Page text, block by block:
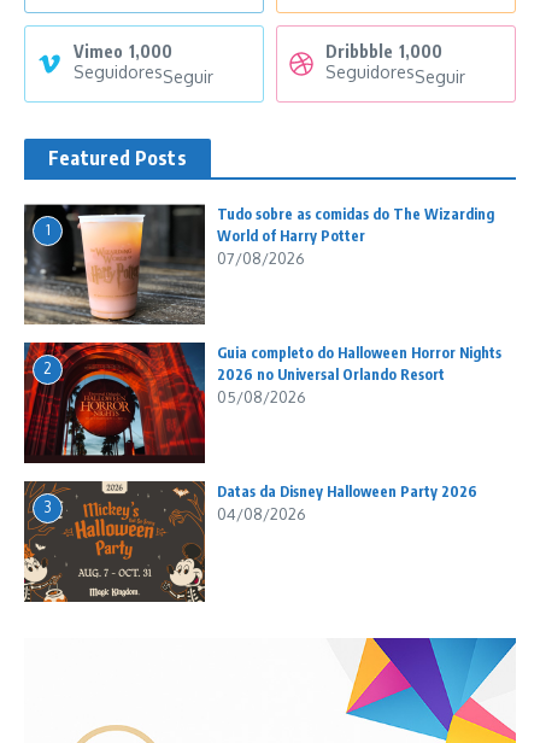
Vimeo 1,000
SeguidoresSeguir
Dribbble 1,000
SeguidoresSeguir
Featured Posts
1
Tudo sobre as comidas do The Wizarding
World of Harry Potter
07/08/2026
2
Guia completo do Halloween Horror Nights
2026 no Universal Orlando Resort
05/08/2026
3
Datas da Disney Halloween Party 2026
04/08/2026